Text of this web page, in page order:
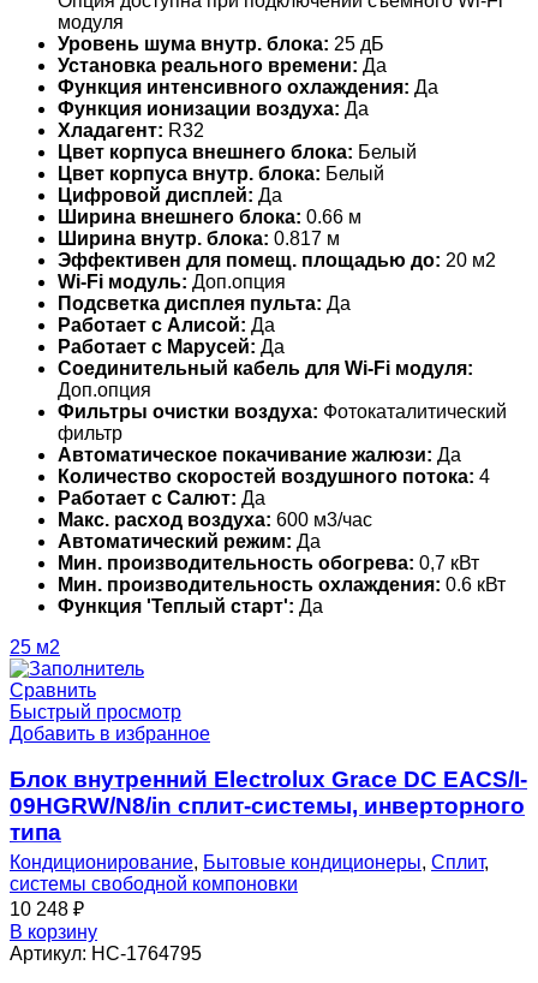
модуля
Уровень шума внутр. блока: 25 дБ
Установка реального времени: Да
Функция интенсивного охлаждения: Да
Функция ионизации воздуха: Да
Хладагент: R32
Цвет корпуса внешнего блока: Белый
Цвет корпуса внутр. блока: Белый
Цифровой дисплей: Да
Ширина внешнего блока: 0.66 м
Ширина внутр. блока: 0.817 м
Эффективен для помещ. площадью до: 20 м2
Wi-Fi модуль: Доп.опция
Подсветка дисплея пульта: Да
Работает с Алисой: Да
Работает с Марусей: Да
Соединительный кабель для Wi-Fi модуля:
Доп.опция
Фильтры очистки воздуха: Фотокаталитический
фильтр
Автоматическое покачивание жалюзи: Да
Количество скоростей воздушного потока: 4
Работает с Салют: Да
Макс. расход воздуха: 600 м3/час
Автоматический режим: Да
Мин. производительность обогрева: 0,7 кВт
Мин. производительность охлаждения: 0.6 кВт
Функция 'Теплый старт': Да
25 м2
Сравнить
Быстрый просмотр
Добавить в избранное
Блок внутренний Electrolux Grace DC EACS/I-
09HGRW/N8/in сплит-системы, инверторного
типа
Кондиционирование, Бытовые кондиционеры, Сплит,
системы свободной компоновки
10 248 ₽
В корзину
Артикул: НС-1764795